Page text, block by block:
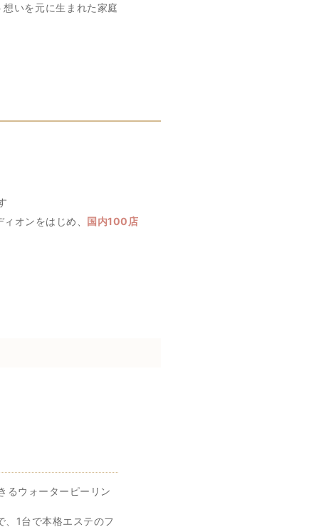
いを元に生まれた家庭
オンをはじめ、 国内100店
るウォーターピーリン
、1台で本格エステのフ